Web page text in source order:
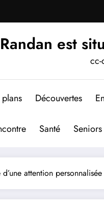
est
Découvertes
Santé Seniors
attention